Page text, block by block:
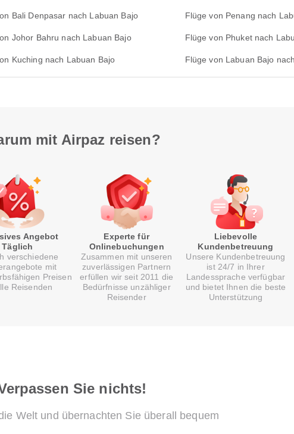
Bali Denpasar nach Labuan Bajo Flüge von Penang nach
Johor Bahru nach Labuan Bajo Flüge von Phuket nach
Kuching nach Labuan Bajo Flüge von Labuan Bajo
mit Airpaz reisen?
Angebot
Täglich
verschiedene
mit
Preisen
Reisenden
Experte für
Onlinebuchungen
Zusammen mit unseren
zuverlässigen Partnern
erfüllen wir seit 2011 die
Bedürfnisse unzähliger
Reisender
Liebevolle
Kundenbetreuung
Unsere Kundenbetreuung
ist 24/7 in Ihrer
Landessprache verfügbar
und bietet Ihnen die beste
Unterstützung
Sie nichts!
Welt und übernachten Sie überall bequem